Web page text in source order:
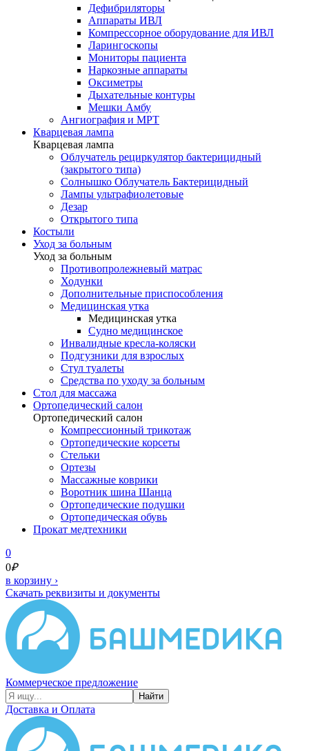
Дефибриляторы
Аппараты ИВЛ
Компрессорное оборудование для ИВЛ
Ларингоскопы
Мониторы пациента
Наркозные аппараты
Оксиметры
Дыхательные контуры
Мешки Амбу
Ангиография и МРТ
Кварцевая лампа
Кварцевая лампа
Облучатель рециркулятор бактерицидный
(закрытого типа)
Солнышко Облучатель Бактерицидный
Лампы ультрафиолетовые
Дезар
Открытого типа
Костыли
Уход за больным
Уход за больным
Противопролежневый матрас
Ходунки
Дополнительные приспособления
Медицинская утка
Медицинская утка
Судно медицинское
Инвалидные кресла-коляски
Подгузники для взрослых
Стул туалеты
Средства по уходу за больным
Cтол для массажа
Ортопедический салон
Ортопедический салон
Компрессионный трикотаж
Ортопедические корсеты
Стельки
Ортезы
Массажные коврики
Воротник шина Шанца
Ортопедические подушки
Ортопедическая обувь
Прокат медтехники
0
0₽
в корзину ›
Скачать реквизиты и документы
Коммерческое предложение
Найти
Доставка и Оплата